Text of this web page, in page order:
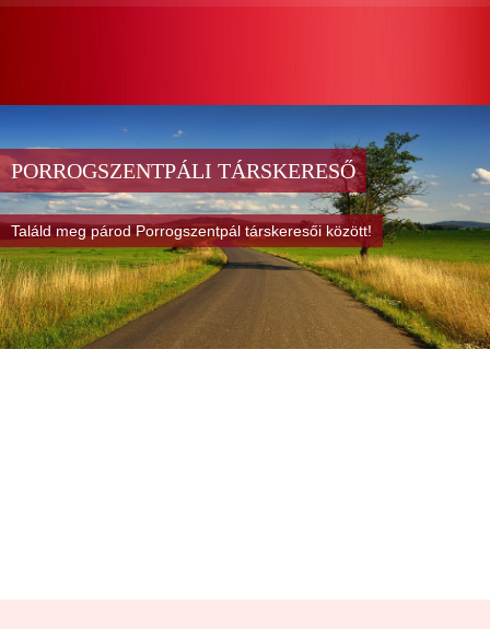
PORROGSZENTPÁLI TÁRSKERESŐ
Találd meg párod Porrogszentpál társkeresői között!